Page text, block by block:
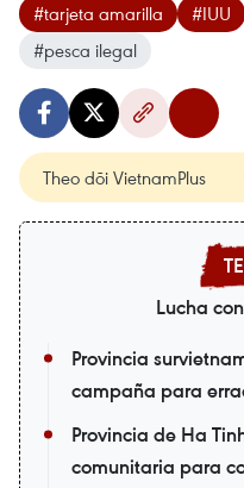
#tarjeta amarilla #IUU
#pesca ilegal
Theo dõi VietnamPlus
Lucha
Provincia
campaña para
Provincia de Ha
comunitaria para